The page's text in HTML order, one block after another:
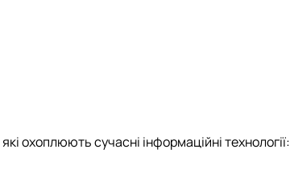
охоплюють сучасні інформаційні технології: